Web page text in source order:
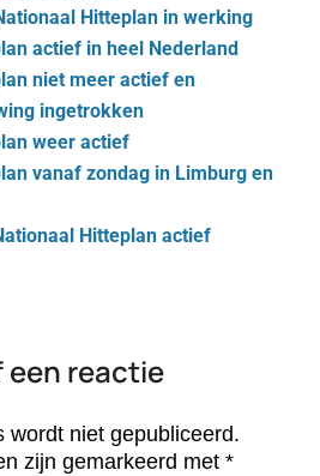
Hitteplan in werking
actief in heel Nederland
niet meer actief en
ingetrokken
weer actief
vanaf zondag in Limburg en
Hitteplan actief
een reactie
wordt niet gepubliceerd.
zijn gemarkeerd met *